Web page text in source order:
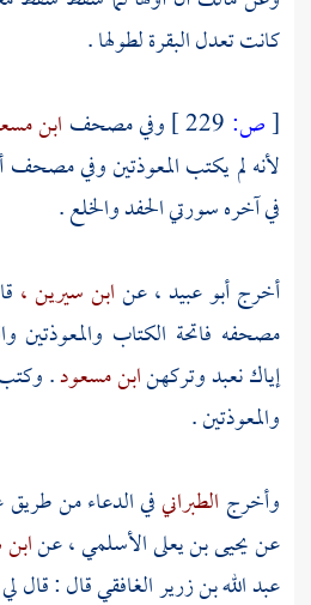
كانت تعدل البقرة لطولها .
[ص: وفي مصحف ابن
لأنه لم يكتب المعوذتين وفي مصحف
في آخره سورتي الحفد والخلع .
أخرجأبو عبيد ،عنابن سيرين ،
مصحفه فاتحة الكتاب والمعوذتين
إياك نعبد وتركهنابن مسعود.
والمعوذتين .
وأخرج الطبرانيفي الدعاء من طريق
عنيحيى بن يعلى الأسلمي ،عن
عبد الله بن زرير الغافقيقال : قال